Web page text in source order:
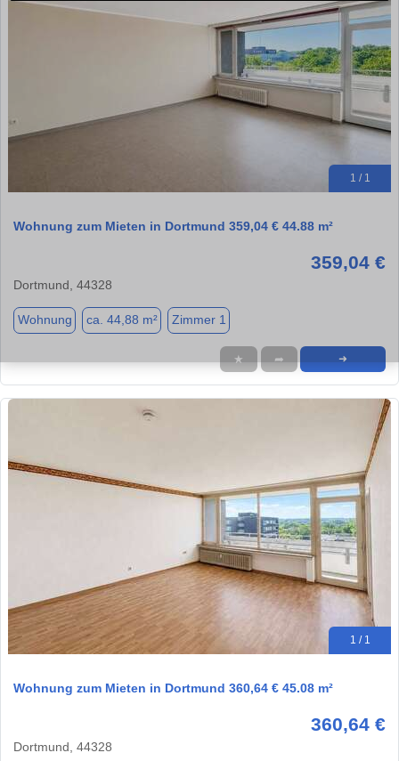
1 / 1
Wohnung zum Mieten in Dortmund 359,04 € 44.88 m²
359,04 €
Dortmund, 44328
Wohnung ca. 44,88 m² Zimmer 1
★ ➦ ➜
1 / 1
Wohnung zum Mieten in Dortmund 360,64 € 45.08 m²
360,64 €
Dortmund, 44328